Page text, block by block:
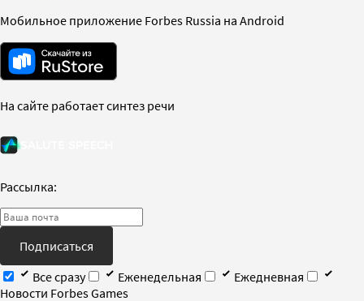
Мобильное приложение Forbes Russia на Android
На сайте работает синтез речи
Рассылка:
Подписаться
Все сразу
Еженедельная
Ежедневная
Новости Forbes Games